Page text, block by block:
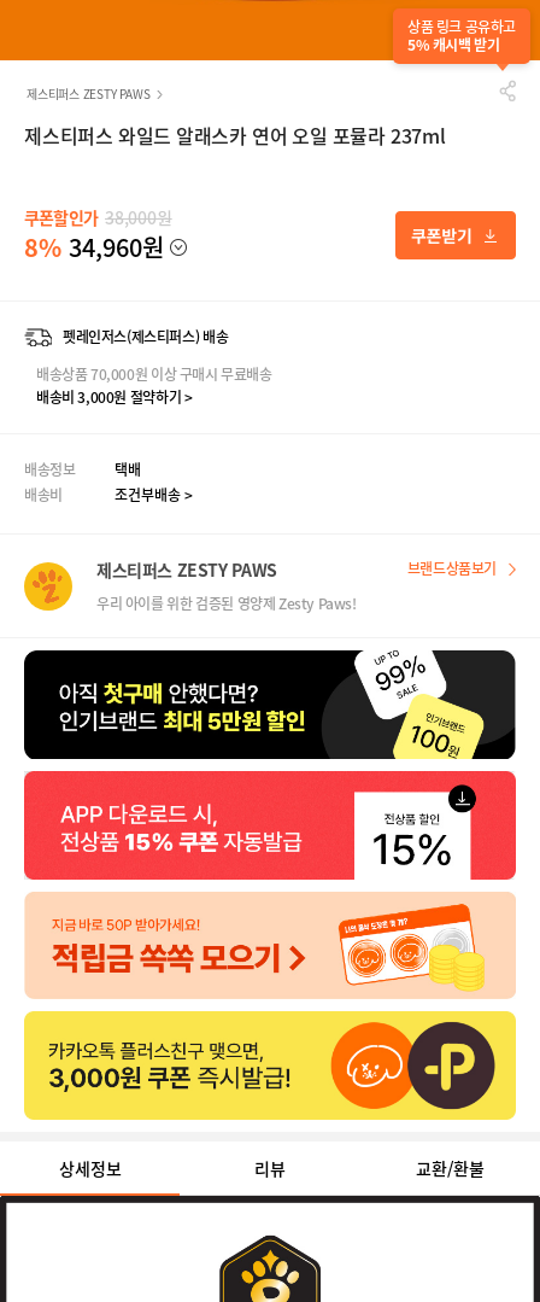
상품 링크 공유하고
5% 캐시백 받기
제스티퍼스 ZESTY PAWS
제스티퍼스 와일드 알래스카 연어 오일 포뮬라 237ml
쿠폰할인가 38,000원
8% 34,960원
펫레인저스(제스티퍼스) 배송
배송상품 70,000원 이상 구매시 무료배송
배송비 3,000원 절약하기 >
배송정보
택배
배송비
조건부배송 >
제스티퍼스 ZESTY PAWS
우리 아이를 위한 검증된 영양제 Zesty Paws!
브랜드상품보기
상세정보 리뷰(10) 교환/환불